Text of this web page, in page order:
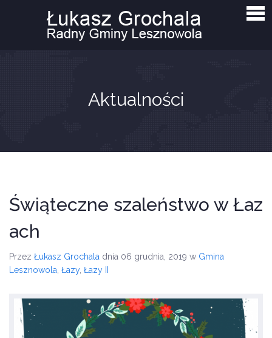
Strona główna
Aktualności
Aktualności
Świąteczne szaleństwo w Łaz
ach
Przez Łukasz Grochala dnia 06 grudnia, 2019 w Gmina
Lesznowola Łazy, Łazy II